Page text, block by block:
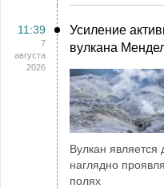
11:39
7
августа
2026
Усиление
вулкана
Вулкан является
наглядно
полях